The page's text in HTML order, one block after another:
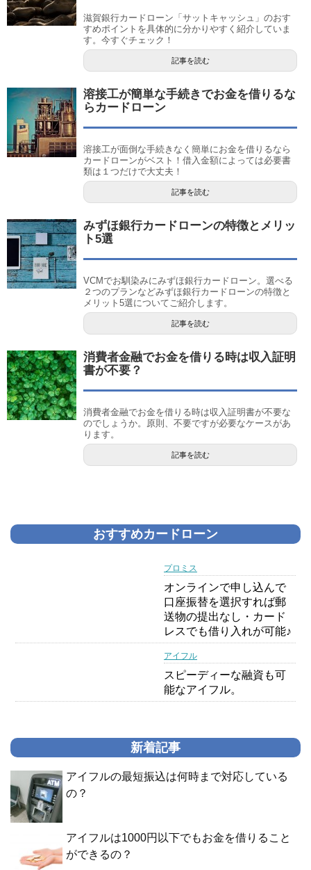
滋賀銀行カードローン「サットキャッシュ」のおす
すめポイントを具体的に分かりやすく紹介していま
す。今すぐチェック！
記事を読む
溶接工が簡単な手続きでお金を借りるな
らカードローン
溶接工が面倒な手続きなく簡単にお金を借りるなら
カードローンがベスト！借入金額によっては必要書
類は１つだけで大丈夫！
記事を読む
みずほ銀行カードローンの特徴とメリッ
ト5選
VCMでお馴染みにみずほ銀行カードローン。選べる
２つのプランなどみずほ銀行カードローンの特徴と
メリット5選についてご紹介します。
記事を読む
消費者金融でお金を借りる時は収入証明
書が不要？
消費者金融でお金を借りる時は収入証明書が不要な
のでしょうか。原則、不要ですが必要なケースがあ
ります。
記事を読む
おすすめカードローン
プロミス
オンラインで申し込んで
口座振替を選択すれば郵
送物の提出なし・カード
レスでも借り入れが可能♪
アイフル
スピーディーな融資も可
能なアイフル。
新着記事
アイフルの最短振込は何時まで対応している
の？
アイフルは1000円以下でもお金を借りること
ができるの？